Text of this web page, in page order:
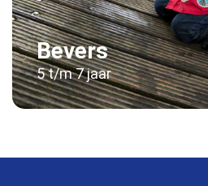
Bevers
5 t/m 7 jaar